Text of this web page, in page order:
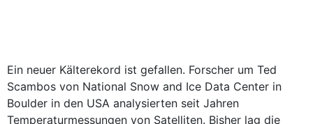
Ein neuer Kälterekord ist gefallen. Forscher um Ted
Scambos von National Snow and Ice Data Center in
Boulder in den USA analysierten seit Jahren
Temperaturmessungen von Satelliten. Bisher lag die